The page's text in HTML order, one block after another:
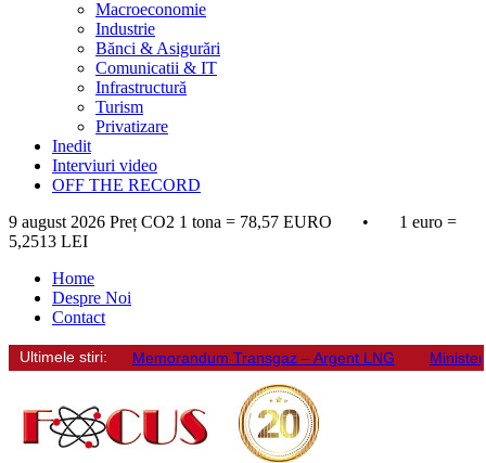
Macroeconomie
Industrie
Bănci & Asigurări
Comunicatii & IT
Infrastructură
Turism
Privatizare
Inedit
Interviuri video
OFF THE RECORD
9 august 2026 Preț CO2 1 tona = 78,57 EURO • 1 euro =
5,2513 LEI
Home
Despre Noi
Contact
Ultimele stiri: Memorandum Transgaz – Argent LNG